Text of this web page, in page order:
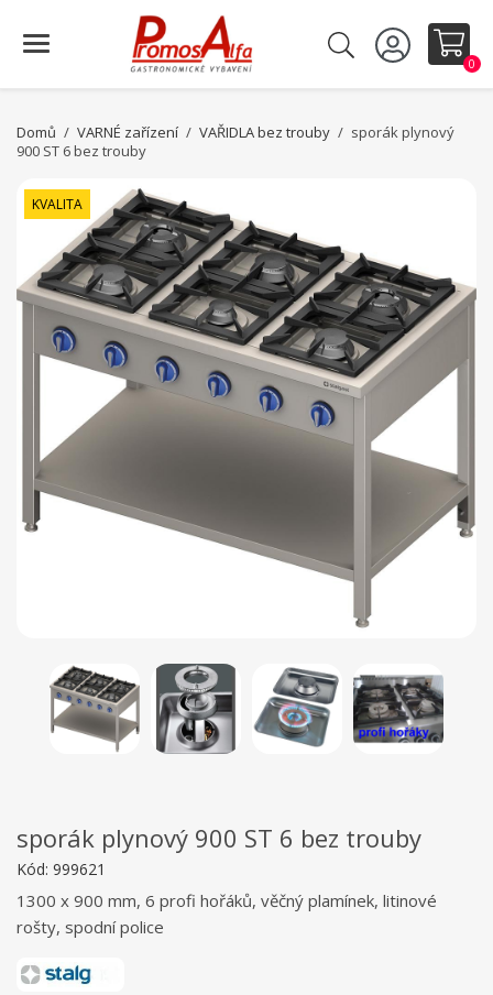
0
Domů VARNÉ zařízení VAŘIDLA bez trouby
sporák plynový
900 ST 6 bez trouby
KVALITA
sporák plynový 900 ST 6 bez trouby
Kód: 999621
1300 x 900 mm, 6 profi hořáků, věčný plamínek, litinové
rošty, spodní police